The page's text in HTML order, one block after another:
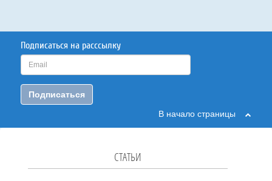
Подписаться на расссылку
Подписаться
В начало страницы
СТАТЬИ